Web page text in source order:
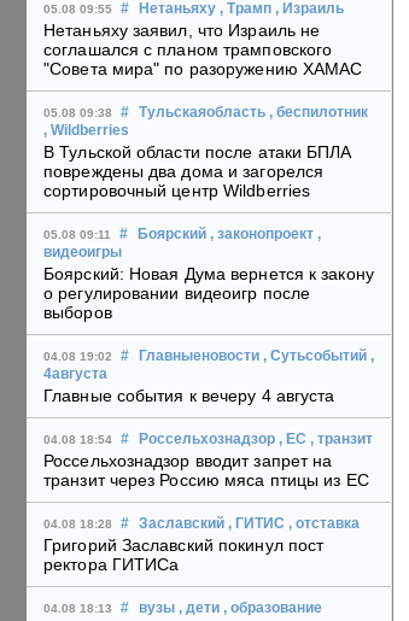
05.08 09:55 # Нетаньяху , Трамп , Израиль
Нетаньяху заявил, что Израиль не
соглашался с планом трамповского
"Совета мира" по разоружению ХАМАС
05.08 09:38 # Тульскаяобласть , беспилотник
, Wildberries
В Тульской области после атаки БПЛА
повреждены два дома и загорелся
сортировочный центр Wildberries
05.08 09:11 # Боярский , законопроект ,
видеоигры
Боярский: Новая Дума вернется к закону
о регулировании видеоигр после
выборов
04.08 19:02 # Главныеновости , Сутьсобытий ,
4августа
Главные события к вечеру 4 августа
04.08 18:54 # Россельхознадзор , ЕС , транзит
Россельхознадзор вводит запрет на
транзит через Россию мяса птицы из ЕС
04.08 18:28 # Заславский , ГИТИС , отставка
Григорий Заславский покинул пост
ректора ГИТИСа
04.08 18:13 # вузы , дети , образование